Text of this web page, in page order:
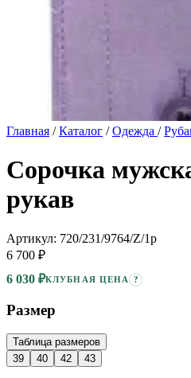
Главная / Каталог / Одежда /
Сорочка
рукав
Артикул: 720/231/9764/Z/1p
6 700 ₽
6 030 ₽КЛУБНАЯ ЦЕНА ?
Размер
Таблица размеров
39
40 42 43